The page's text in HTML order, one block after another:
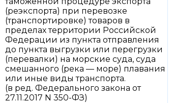
(реэкспорта) при перевозке
(транспортировке) товаров в
пределах территории Российской
Федерации из пункта отправления
до пункта выгрузки или перегрузки
(перевалки) на морские суда, суда
смешанного (река — море) плавания
или иные виды транспорта.
(в ред. Федерального закона от
27.11.2017 N 350-ФЗ)